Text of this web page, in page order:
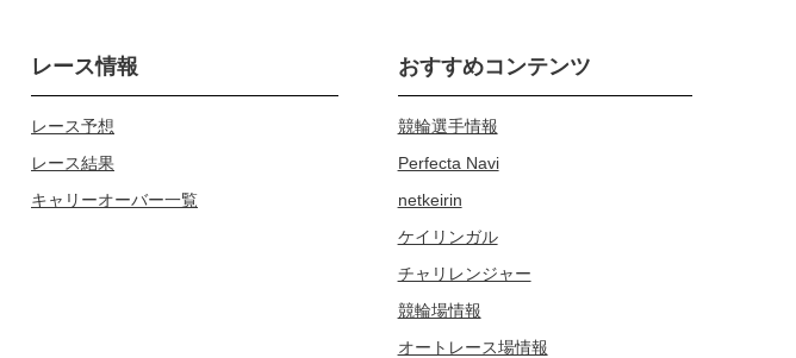
レース情報
レース予想
レース結果
キャリーオーバー一覧
おすすめコンテンツ
競輪選手情報
Perfecta Navi
netkeirin
ケイリンガル
チャリレンジャー
競輪場情報
オートレース場情報